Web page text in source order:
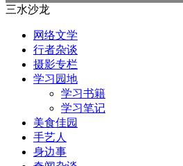
三水沙龙
网络文学
行者杂谈
摄影专栏
学习园地
学习书籍
学习笔记
美食佳园
手艺人
身边事